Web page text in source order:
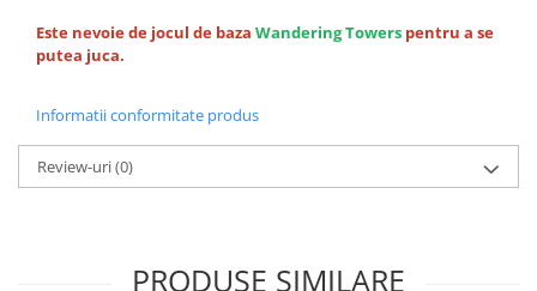
Este nevoie de jocul de baza Wandering Towers pentru a se
putea juca.
Informatii conformitate produs
Review-uri(0)
PRODUSE SIMILARE